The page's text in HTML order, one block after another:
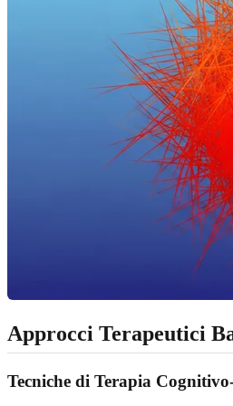
Approcci Terapeutici
Tecniche di Terapia